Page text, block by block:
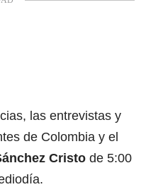
las entrevistas y
de Colombia y el
Cristo de 5:00